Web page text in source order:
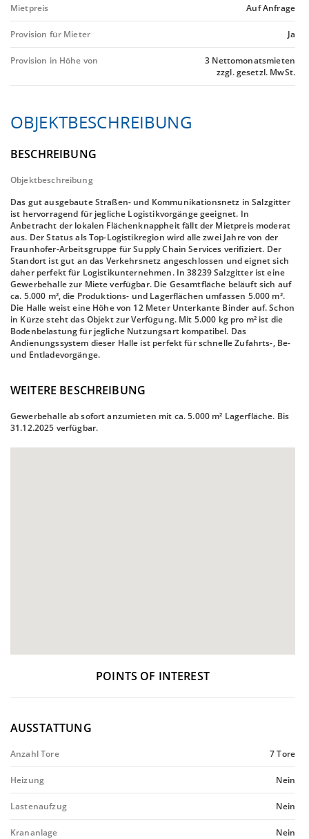
Mietpreis Auf Anfrage
Provision für Mieter Ja
Provision in Höhe von
3 Nettomonatsmieten
zzgl. gesetzl. MwSt.
OBJEKTBESCHREIBUNG
BESCHREIBUNG
Objektbeschreibung
Das gut ausgebaute Straßen- und Kommunikationsnetz in Salzgitter
ist hervorragend für jegliche Logistikvorgänge geeignet. In
Anbetracht der lokalen Flächenknappheit fällt der Mietpreis moderat
aus. Der Status als Top-Logistikregion wird alle zwei Jahre von der
Fraunhofer-Arbeitsgruppe für Supply Chain Services verifiziert. Der
Standort ist gut an das Verkehrsnetz angeschlossen und eignet sich
daher perfekt für Logistikunternehmen. In 38239 Salzgitter ist eine
Gewerbehalle zur Miete verfügbar. Die Gesamtfläche beläuft sich auf
ca. 5.000 m², die Produktions- und Lagerflächen umfassen 5.000 m².
Die Halle weist eine Höhe von 12 Meter Unterkante Binder auf. Schon
in Kürze steht das Objekt zur Verfügung. Mit 5.000 kg pro m² ist die
Bodenbelastung für jegliche Nutzungsart kompatibel. Das
Andienungssystem dieser Halle ist perfekt für schnelle Zufahrts-, Be-
und Entladevorgänge.
WEITERE BESCHREIBUNG
Gewerbehalle ab sofort anzumieten mit ca. 5.000 m² Lagerfläche. Bis
31.12.2025 verfügbar.
POINTS OF INTEREST
AUSSTATTUNG
Anzahl Tore 7 Tore
Heizung Nein
Lastenaufzug Nein
Krananlage Nein